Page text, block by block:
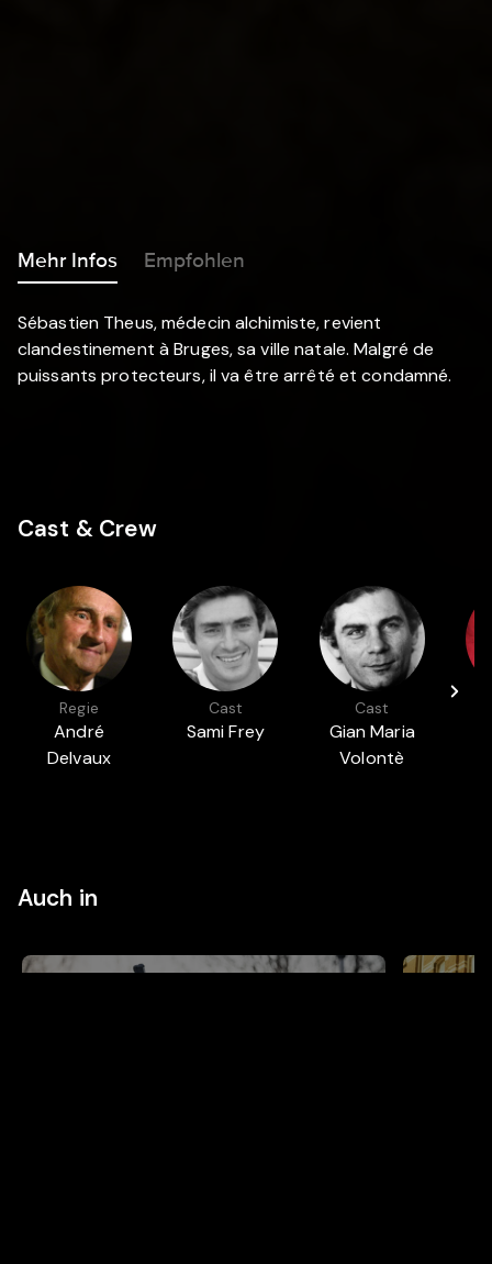
Mehr Infos Empfohlen
Sébastien Theus, médecin alchimiste, revient
clandestinement à Bruges, sa ville natale. Malgré de
puissants protecteurs, il va être arrêté et condamné.
Cast & Crew
Regie
André
Delvaux
Cast
Sami Frey
Cast
Gian Maria
Volontè
Auch in